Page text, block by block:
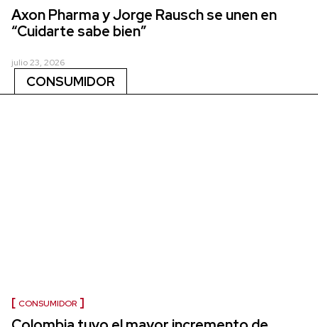
Axon Pharma y Jorge Rausch se unen en
“Cuidarte sabe bien”
julio 23, 2026
CONSUMIDOR
CONSUMIDOR